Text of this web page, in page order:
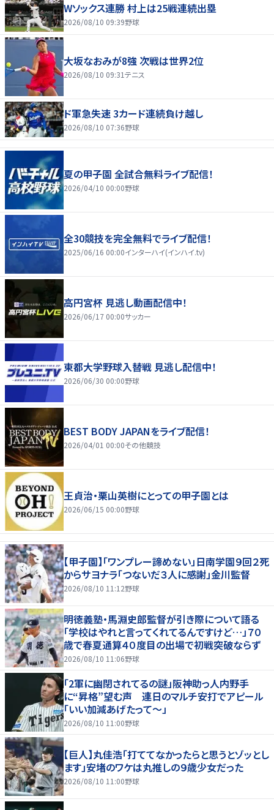
Wソックス連勝 村上は25戦連続出塁
2026/08/10 09:39野球
大坂なおみが8強 次戦は世界2位
2026/08/10 09:31テニス
ド軍急失速 3カード連続負け越し
2026/08/10 07:36野球
夏の甲子園 全試合無料ライブ配信！
2026/04/10 00:00野球
全30競技を完全無料でライブ配信！
2025/06/16 00:00インターハイ(インハイ.tv)
高円宮杯 見逃し動画配信中！
2026/06/17 00:00サッカー
東都大学野球入替戦 見逃し配信中！
2026/06/30 00:00野球
BEST BODY JAPANをライブ配信！
2026/04/01 00:00その他競技
王貞治・栗山英樹にとっての甲子園とは
2026/06/15 00:00野球
【甲子園】「ワンプレー諦めない」日南学園９回２死
からサヨナラ「つないだ３人に感謝」金川監督
2026/08/10 11:12野球
明徳義塾・馬淵史郎監督が引き際について語る
「学校はやれと言ってくれてるんですけど…」７０
歳で春夏通算４０度目の出場で初戦突破ならず
2026/08/10 11:06野球
「2軍に幽閉されてるの謎」阪神助っ人内野手
に“昇格”望む声 連日のマルチ安打でアピール
「いい加減あげたって〜」
2026/08/10 11:00野球
【巨人】丸佳浩「打ててなかったらと思うとゾッとし
ます」安堵のワケは丸推しの９歳少女だった
2026/08/10 11:00野球